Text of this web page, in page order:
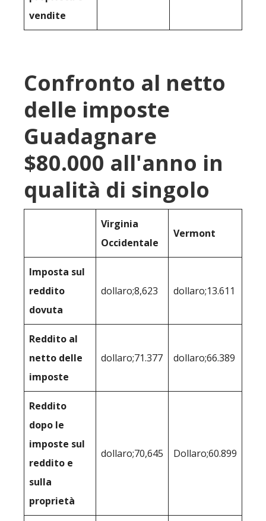
vendite
Confronto al netto
delle imposte
Guadagnare
$80.000 all'anno in
qualità di singolo
Virginia
Occidentale
Vermont
Imposta sul
reddito
dovuta
dollaro;8,623 dollaro;13.611
Reddito al
netto delle
imposte
dollaro;71.377 dollaro;66.389
Reddito
dopo le
imposte sul
reddito e
sulla
proprietà
dollaro;70,645 Dollaro;60.899